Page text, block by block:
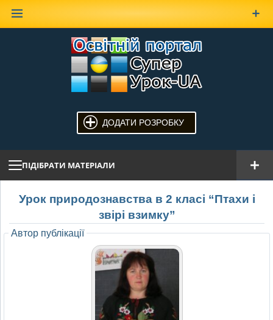
ДОДАТИ РОЗРОБКУ
ПІДІБРАТИ МАТЕРІАЛИ
Урок природознавства в 2 класі “Птахи і
звірі взимку”
Автор публікації